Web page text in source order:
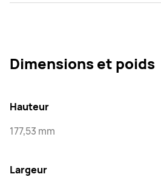
Dimensions et poids
Hauteur
177,53 mm
Largeur